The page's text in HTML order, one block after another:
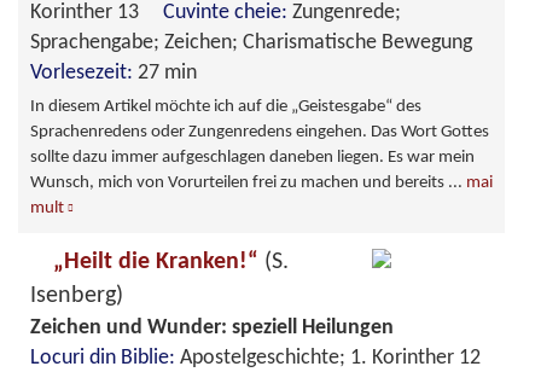
Korinther 13 Cuvinte cheie: Zungenrede;
Sprachengabe; Zeichen; Charismatische Bewegung
Vorlesezeit: 27 min
In diesem Artikel möchte ich auf die „Geistesgabe“ des
Sprachenredens oder Zungenredens eingehen. Das Wort Gottes
sollte dazu immer aufgeschlagen daneben liegen. Es war mein
Wunsch, mich von Vorurteilen frei zu machen und bereits ... mai
mult
„Heilt die Kranken!“ (S.
Isenberg)
Zeichen und Wunder: speziell Heilungen
Locuri din Biblie: Apostelgeschichte; 1. Korinther 12